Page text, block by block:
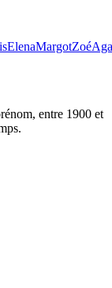
ElenaMargotZoé
entre 1900 et